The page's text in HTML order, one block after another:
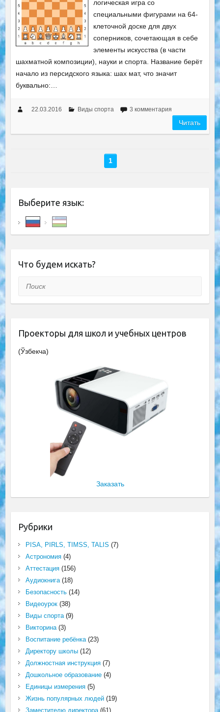
логическая игра со
специальными фигурами на 64-
клеточной доске для двух
соперников, сочетающая в себе
элементы искусства (в части
шахматной композиции), науки и спорта. Название берёт
начало из персидского языка: шах мат, что значит
буквально:…
22.03.2016 Виды спорта 3 комментария
Читать
1
Выберите язык:
Что будем искать?
Поиск
Проекторы для школ и учебных центров
(Ўзбекча)
Заказать
Рубрики
PISA, PIRLS, TIMSS, TALIS (7)
Астрономия(4)
Аттестация(156)
Аудиокнига(18)
Безопасность(14)
Видеоурок(38)
Виды спорта(9)
Викторина(3)
Воспитание ребёнка(23)
Директору школы(12)
Должностная инструкция(7)
Дошкольное образование(4)
Единицы измерения(5)
Жизнь популярных людей(19)
Заместителю директора(61)